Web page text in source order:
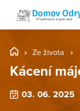
Ze života
Kácení
03. 06. 2025